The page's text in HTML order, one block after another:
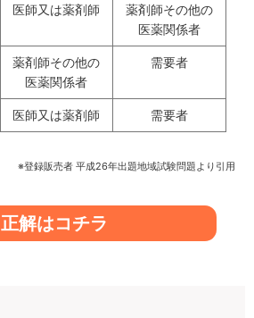
医師又は薬剤師
薬剤師その他の
医薬関係者
薬剤師その他の
医薬関係者
需要者
医師又は薬剤師 需要者
※登録販売者 平成26年出題地域試験問題より引用
正解はコチラ